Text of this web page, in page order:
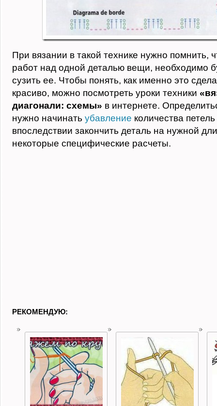
При вязании в такой технике нужно помнить,
работ над одной деталью вещи, необходимо
сузить ее. Чтобы понять, как именно это
красиво, можно посмотреть уроки техники
диагонали: схемы» в интернете.
нужно начинать убавление количества
впоследствии закончить деталь на нужной
некоторые специфические расчеты.
РЕКОМЕНДУЮ: